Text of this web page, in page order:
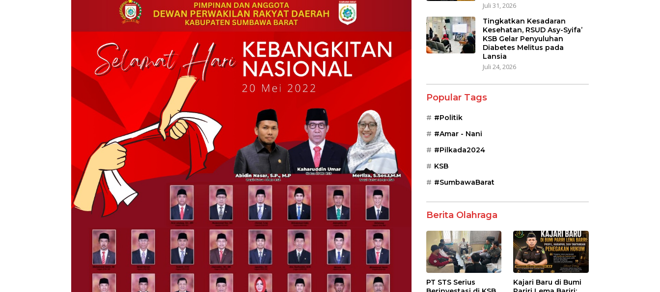
Juli 31, 2026
Tingkatkan Kesadaran
Kesehatan, RSUD Asy-Syifa’
KSB Gelar Penyuluhan
Diabetes Melitus pada
Lansia
Juli 24, 2026
Popular Tags
#Politik
#Amar - Nani
#Pilkada2024
KSB
#SumbawaBarat
Berita Olahraga
PT STS Serius
Kajari Baru di Bumi